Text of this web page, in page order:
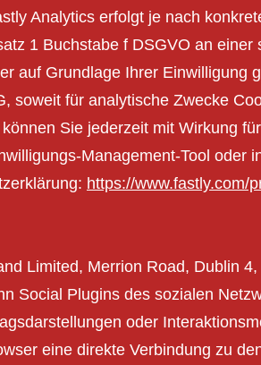
Analytics erfolgt je nach
1 Buchstabe f DSGVO an
auf Grundlage Ihrer Einwilligung
soweit für analytische Zwecke
Sie jederzeit mit Wirkung
Management-Tool oder
https://www.fastly.com/
Limited, Merrion Road, Dublin
Social Plugins des sozialen
oder
eine direkte Verbindung zu